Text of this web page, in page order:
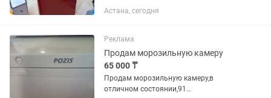
месяцев. Отличный вариант для
офиса. Яркий, удобный компактный.
Возможна рассрочка.
Астана, сегодня
Реклама
Продам морозильную камеру
65 000 ₸
Продам морозильную камеру,в
отличном состоянии,91